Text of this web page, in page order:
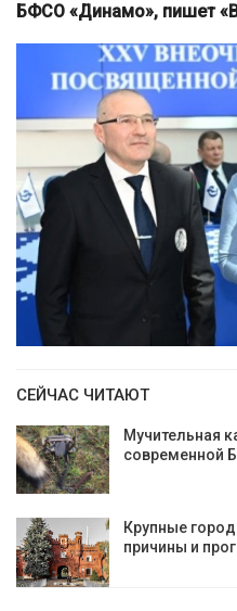
БФСО «Динамо», пишет
СЕЙЧАС ЧИТАЮТ
Мучительная
современной
Крупные
причины и